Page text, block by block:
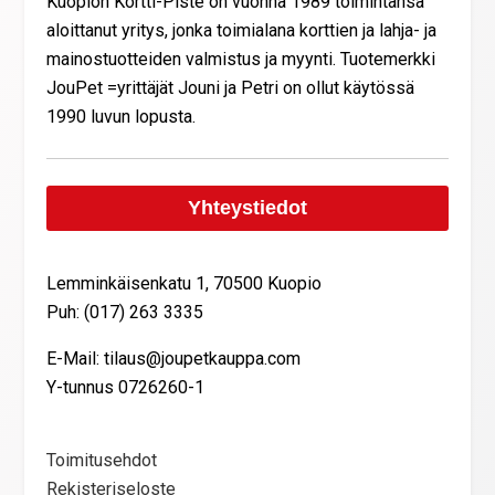
aloittanut yritys, jonka toimialana korttien ja lahja- ja
mainostuotteiden valmistus ja myynti. Tuotemerkki
JouPet =yrittäjät Jouni ja Petri on ollut käytössä
1990 luvun lopusta.
Yhteystiedot
Lemminkäisenkatu 1, 70500 Kuopio
Puh: (017) 263 3335
E-Mail: tilaus@joupetkauppa.com
Y-tunnus 0726260-1
Toimitusehdot
Rekisteriseloste